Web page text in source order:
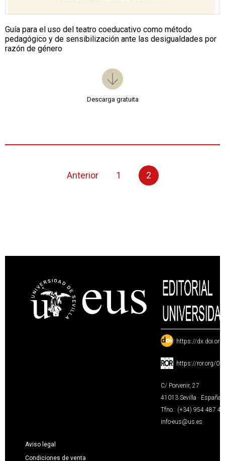
Guía para el uso del teatro coeducativo como método
pedagógico y de sensibilización ante las desigualdades por
razón de género
Descarga gratuita
Anterior 1 2
: https://
: https://ror.org/
C/ Porvenir, 27
41013 Sevilla · España
Tfno.: (+34) 954 487
info-eus@us.es
Aviso legal
Condiciones de venta